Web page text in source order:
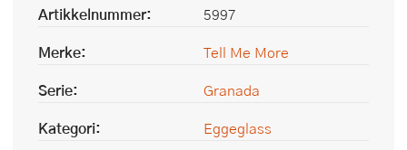
Artikkelnummer:
5997
Merke:
Tell Me More
Serie:
Granada
Kategori:
Eggeglass